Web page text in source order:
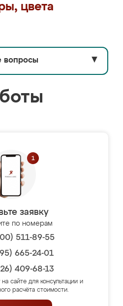
цвета
вопросы ▼
заявку
по номерам
511-89-55
665-24-01
409-68-13
на сайте для консультации и
расчёта стоимости.